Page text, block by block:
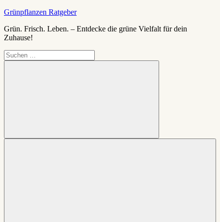
Zum
springen
Grünpflanzen Ratgeber
Grün. Frisch. Leben. – Entdecke die grüne Vielfalt für dein
Zuhause!
Suchen
nach:
Suchen